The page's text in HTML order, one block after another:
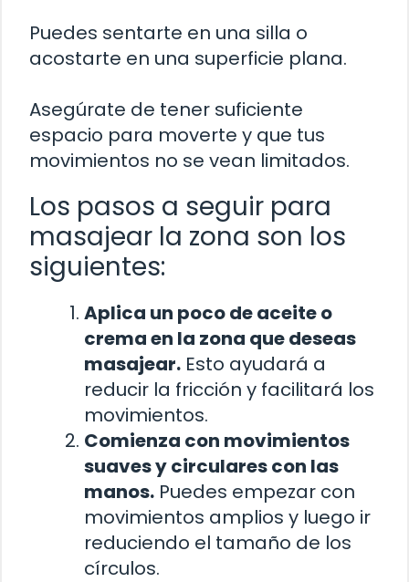
Puedes sentarte en una silla o
acostarte en una superficie plana.
Asegúrate de tener suficiente
espacio para moverte y que tus
movimientos no se vean limitados.
Los pasos a seguir para
masajear la zona son los
siguientes:
Aplica un poco de aceite o
crema en la zona que deseas
masajear. Esto ayudará a
reducir la fricción y facilitará los
movimientos.
Comienza con movimientos
suaves y circulares con las
manos. Puedes empezar con
movimientos amplios y luego ir
reduciendo el tamaño de los
círculos.